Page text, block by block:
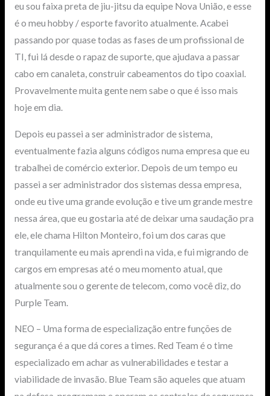
eu sou faixa preta de jiu-jitsu da equipe Nova União, e esse
é o meu hobby / esporte favorito atualmente. Acabei
passando por quase todas as fases de um profissional de
TI, fui lá desde o rapaz de suporte, que ajudava a passar
cabo em canaleta, construir cabeamentos do tipo coaxial.
Provavelmente muita gente nem sabe o que é isso mais
hoje em dia.
Depois eu passei a ser administrador de sistema,
eventualmente fazia alguns códigos numa empresa que eu
trabalhei de comércio exterior. Depois de um tempo eu
passei a ser administrador dos sistemas dessa empresa,
onde eu tive uma grande evolução e tive um grande mestre
nessa área, que eu gostaria até de deixar uma saudação pra
ele, ele chama Hilton Monteiro, foi um dos caras que
tranquilamente eu mais aprendi na vida, e fui migrando de
cargos em empresas até o meu momento atual, que
atualmente sou o gerente de telecom, como você diz, do
Purple Team.
NEO – Uma forma de especialização entre funções de
segurança é a que dá cores a times. Red Team é o time
especializado em achar as vulnerabilidades e testar a
viabilidade de invasão. Blue Team são aqueles que atuam